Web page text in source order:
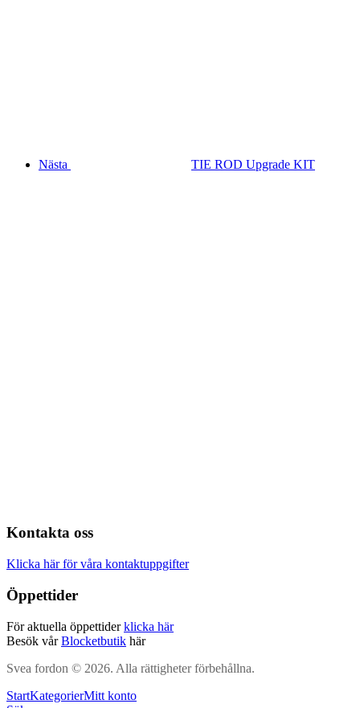
Nästa TIE ROD Upgrade KIT
Kontakta oss
Klicka här för våra kontaktuppgifter
Öppettider
För aktuella öppettiderklicka här
Besök vårBlocketbutik här
Svea fordon © 2026. Alla rättigheter förbehållna.
StartKategorierMitt konto